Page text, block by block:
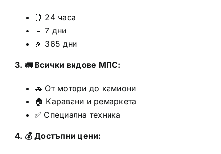
⏰ 24 часа
📅 7 дни
🎉 365 дни
3. 🚛 Всички видове МПС:
🚗 От мотори до камиони
🏠 Каравани и ремаркета
✅ Специална техника
4. 💰 Достъпни цени: